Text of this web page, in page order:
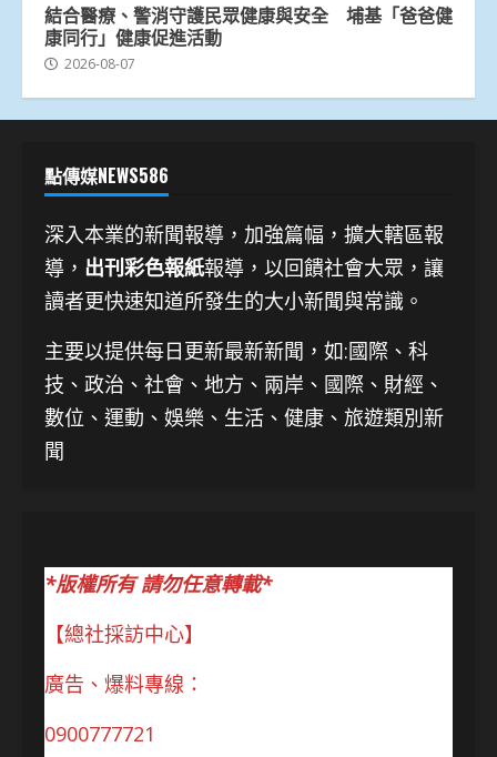
結合醫療、警消守護民眾健康與安全 埔基「爸爸健
康同行」健康促進活動
2026-08-07
點傳媒NEWS586
深入本業的新聞報導，加強篇幅，擴大轄區報
導， 出刊彩色報紙報導，以回饋社會大眾，讓
讀者更快速知道所發生的大小新聞與常識。
主要以提供每日更新最新新聞 ，如:國際、科
技、 政治、社會、地方、兩岸、國際、財經、
數位、運動、娛樂、生活、健康、旅遊類別新
聞
*版權所有 請勿任意轉載*
【總社採訪中心】
廣告、爆料專線：
0900777721